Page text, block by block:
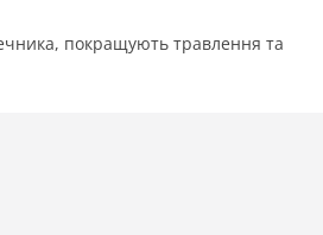
покращують травлення та